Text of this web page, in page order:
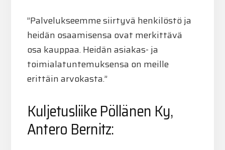
”Palvelukseemme siirtyvä henkilöstö ja
heidän osaamisensa ovat merkittävä
osa kauppaa. Heidän asiakas- ja
toimialatuntemuksensa on meille
erittäin arvokasta.”
Kuljetusliike Pöllänen Ky,
Antero Bernitz: